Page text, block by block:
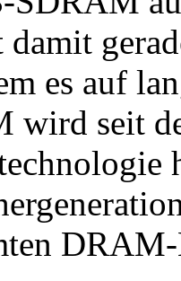
es auf
wird seit